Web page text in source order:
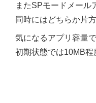
またSPモードメール
同時にはどちらか片
気になるアプリ容量で
初期状態では10MB程